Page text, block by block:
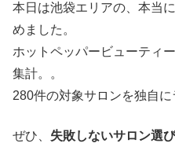
本日は池袋エリアの、本当
めました。
ホットペッパービューティ
集計。。
280件の対象サロンを独自に
ぜひ、 失敗しないサロン選び